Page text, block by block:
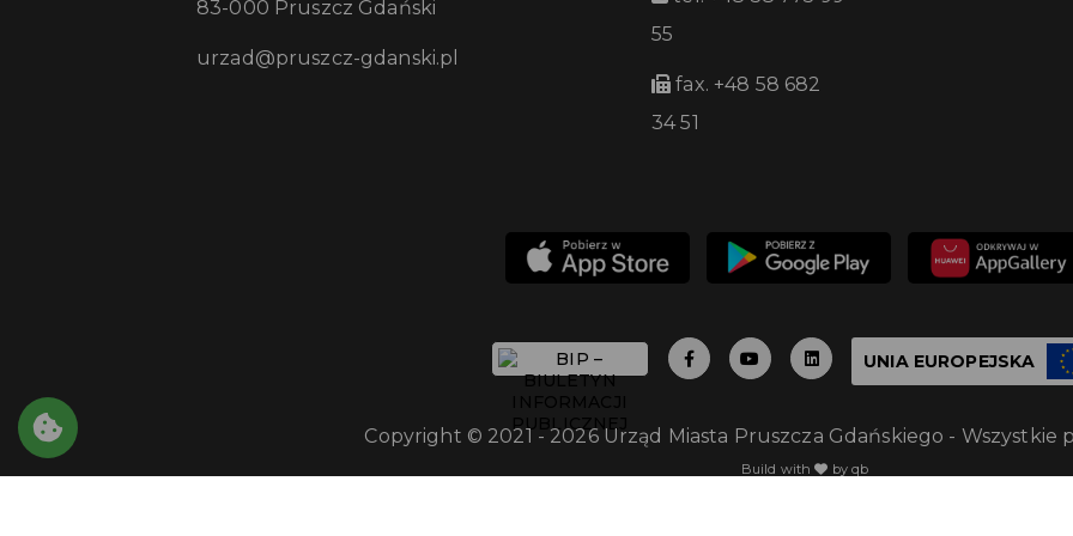
83-000 Pruszcz Gdański
urzad@pruszcz-gdanski.pl
55
fax. +48 58 682
34 51
UNIA EUROPEJSKA
Copyright © 2021 - 2026 Urząd Miasta Pruszcza Gdańskiego - Wszystkie
Build with by qb